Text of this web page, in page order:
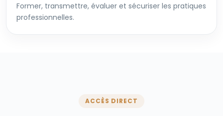
Former, transmettre, évaluer et sécuriser les pratiques
professionnelles.
ACCÈS DIRECT